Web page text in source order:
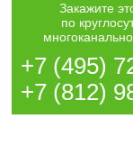
Закажите
по
+7 (495)
+7 (812)